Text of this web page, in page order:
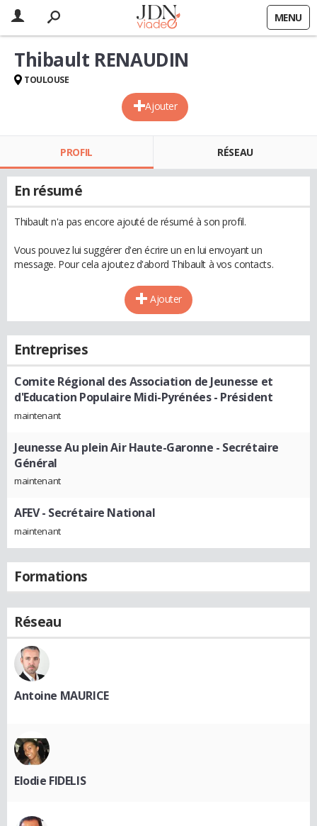
MENU
Ajouter
Thibault RENAUDIN
TOULOUSE
PROFIL RÉSEAU
En résumé
Thibault n'a pas encore ajouté de résumé à son profil.
Vous pouvez lui suggérer d'en écrire un en lui envoyant un
message. Pour cela ajoutez d'abord Thibault à vos contacts.
Ajouter
Entreprises
Comite Régional des Association de Jeunesse et
d'Education Populaire Midi-Pyrénées- Président
maintenant
Jeunesse Au plein Air Haute-Garonne - Secrétaire
Général
maintenant
AFEV- Secrétaire National
maintenant
Formations
Réseau
Antoine MAURICE
Elodie FIDELIS